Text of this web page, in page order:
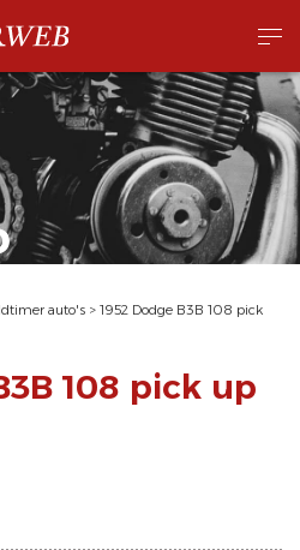
auto's > 1952 Dodge B3B 108 pick
108 pick up